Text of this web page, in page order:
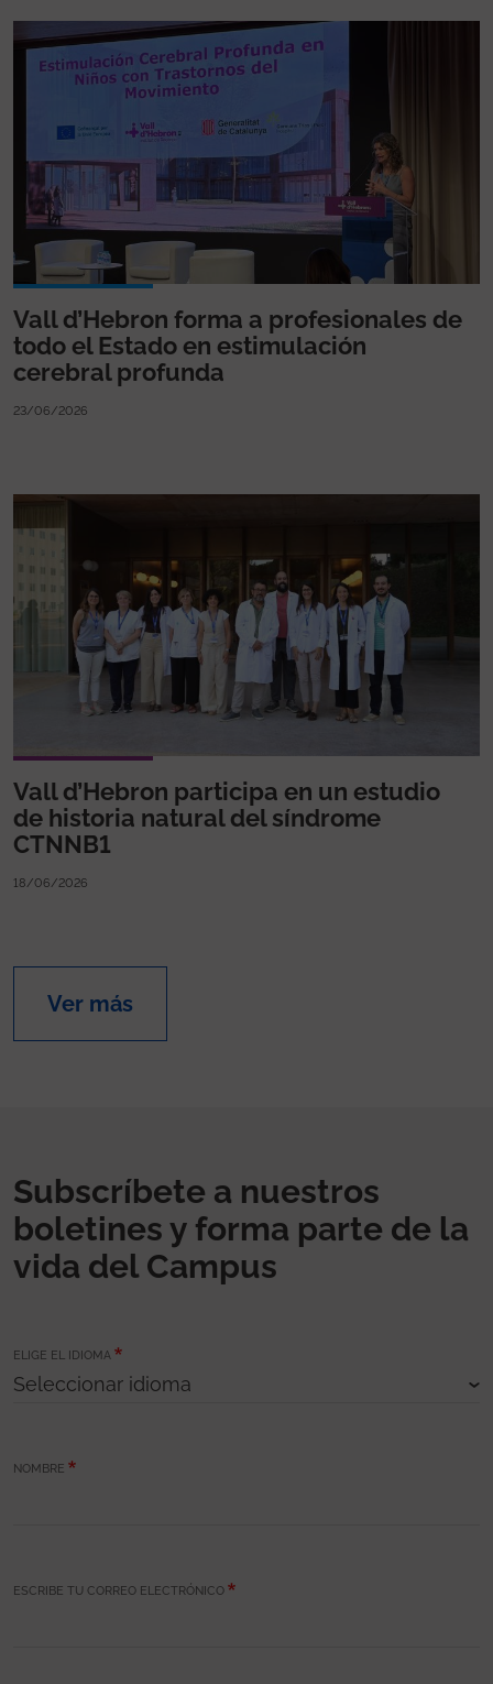
Vall d’Hebron forma a profesionales de
todo el Estado en estimulación
cerebral profunda
23/06/2026
Vall d’Hebron participa en un estudio
de historia natural del síndrome
CTNNB1
18/06/2026
Ver más
Subscríbete a nuestros
boletines y forma parte de la
vida del Campus
ELIGE EL IDIOMA
NOMBRE
ESCRIBE TU CORREO ELECTRÓNICO